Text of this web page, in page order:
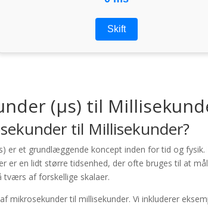
Skift
(µs) til
til Millisekunder?
er et grundlæggende koncept inden for tid og
er en lidt større tidsenhed, der ofte bruges til at
tværs af forskellige skalaer.
mikrosekunder til millisekunder. Vi inkluderer